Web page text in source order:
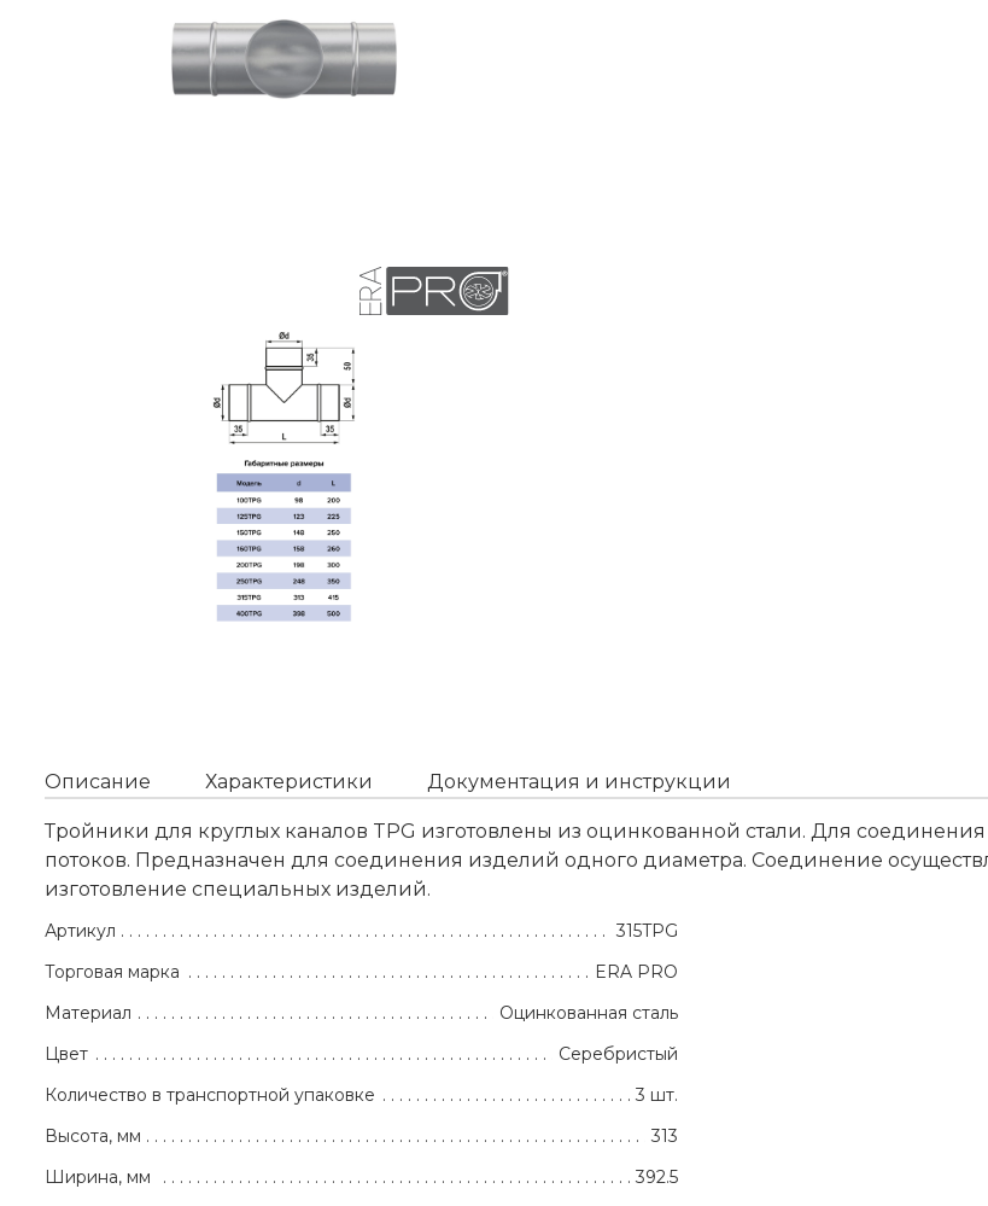
Описание Характеристики Документация и инструкции
Тройники для круглых каналов TPG изготовлены из оцинкованной стали. Для
потоков. Предназначен для соединения изделий одного диаметра. Соединение
изготовление специальных изделий.
Артикул
315TPG
Торговая марка
ERA PRO
Материал
Оцинкованная сталь
Цвет
Серебристый
Количество в транспортной упаковке
3 шт.
Высота, мм
313
Ширина, мм
392.5